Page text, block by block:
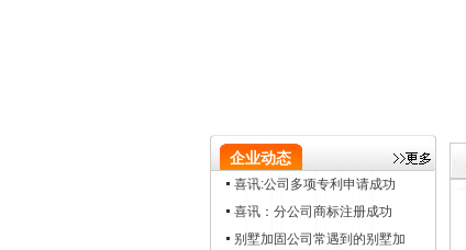
企业动态
喜讯:公司多项专利申请成功
喜讯：分公司商标注册成功
别墅加固公司常遇到的别墅加